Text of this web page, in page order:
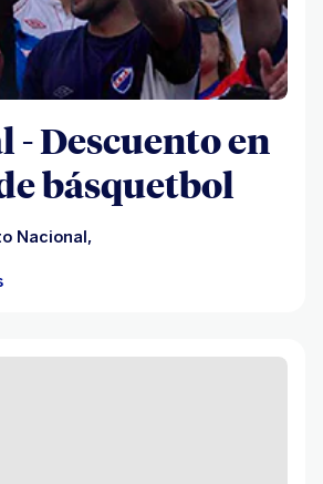
- Descuento en
básquetbol
Nacional,